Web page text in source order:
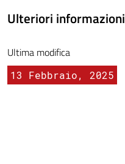
Ulteriori informazioni
Ultima modifica
13 Febbraio, 2025